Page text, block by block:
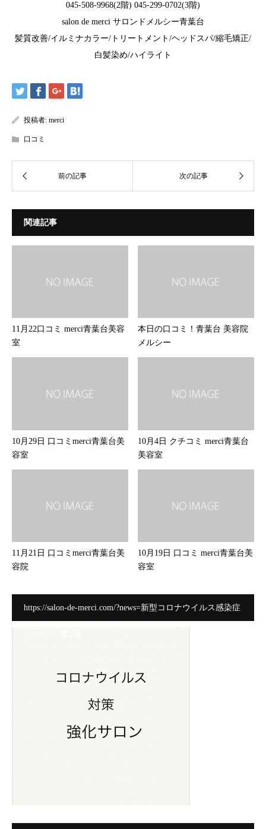
045-508-9968(2階) 045-299-0702(3階)
salon de merci サロンドメルシー青葉台
髪質改善/イルミナカラー/トリートメント/ヘッドスパ/縮毛矯正/
白髪染め/ハイライト
投稿者: merci
口コミ
関連記事
11月22口コミ merci青葉台美容
室
本日の口コミ！青葉台 美容院
メルシー
10月29日 口コミmerci青葉台美
容室
10月4日 クチコミ merci青葉台
美容室
11月21日 口コミmerci青葉台美
容院
10月19日 口コミ merci青葉台美
容室
https://salon-de-merci.com/?news=新型コロナウイルス感染症